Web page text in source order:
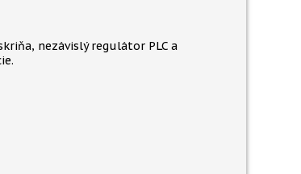
nezávislý regulátor PLC a